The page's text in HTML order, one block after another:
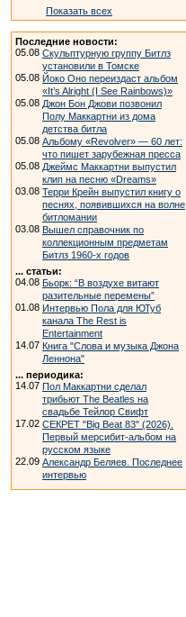
Показать всех
Последние новости:
05.08 Скульптурную группу Битлз
установили в Томске
05.08 Йоко Оно переиздаст альбом
«It’s Alright (I See Rainbows)»
05.08 Джон Бон Джови позвонил
Полу Маккартни из дома
детства битла
05.08 Альбому «Revolver» — 60 лет:
что пишет зарубежная пресса
05.08 Джеймс Маккартни выпустил
клип на песню «Dreams»
03.08 Терри Крейн выпустил книгу о
песнях, появившихся на волне
битломании
03.08 Вышел справочник по
коллекционным предметам
Битлз 1960-х годов
... статьи:
04.08 Бьорк: “В воздухе витают
разительные перемены”
01.08 Интервью Пола для ЮТуб
канала The Rest is
Entertainment
14.07 Книга "Слова и музыка Джона
Леннона"
... периодика:
14.07 Пол Маккартни сделал
трибьют The Beatles на
свадьбе Тейлор Свифт
17.02 СЕКРЕТ "Big Beat 83" (2026).
Первый мерсибит-альбом на
русском языке
22.09 Александр Беляев. Последнее
интервью